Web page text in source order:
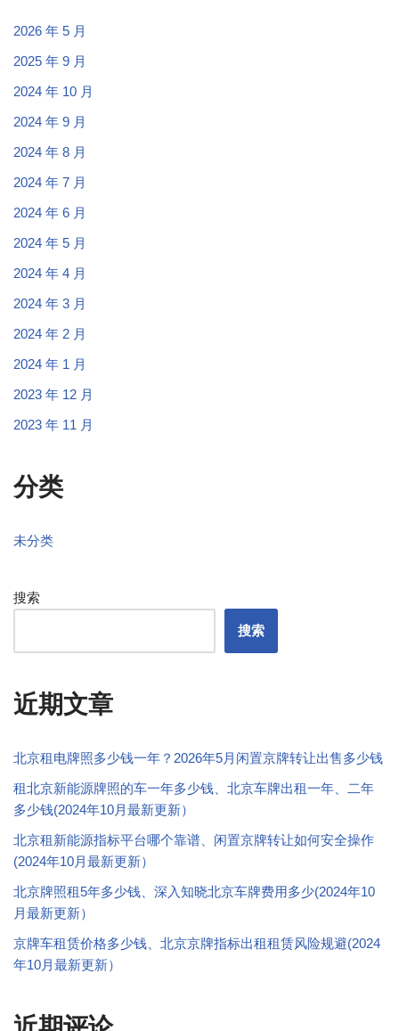
2026 年 5 月
2025 年 9 月
2024 年 10 月
2024 年 9 月
2024 年 8 月
2024 年 7 月
2024 年 6 月
2024 年 5 月
2024 年 4 月
2024 年 3 月
2024 年 2 月
2024 年 1 月
2023 年 12 月
2023 年 11 月
分类
未分类
搜索
搜索
近期文章
北京租电牌照多少钱一年？2026年5月闲置京牌转让出售多少钱
租北京新能源牌照的车一年多少钱、北京车牌出租一年、二年
多少钱(2024年10月最新更新）
北京租新能源指标平台哪个靠谱、闲置京牌转让如何安全操作
(2024年10月最新更新）
北京牌照租5年多少钱、深入知晓北京车牌费用多少(2024年10
月最新更新）
京牌车租赁价格多少钱、北京京牌指标出租租赁风险规避(2024
年10月最新更新）